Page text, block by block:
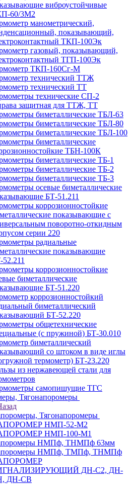
виброустойчивые
60/3М2
манометрический,
показывающий,
ТКП-100Эк
газовый, показывающий,
ТГП-100Эк
ТКП-160Сг-М
технический ТТЖ
технический ТТ
технические СП-2
защитная для ТТЖ, ТТ
биметаллические ТБЛ-63
биметаллические ТБЛ-80
биметаллические ТБЛ-100
биметаллические
ТБН-100К
биметаллические ТБ-1
биметаллические ТБ-2
биметаллические ТБ-3
осевые биметаллические
БТ-51.211
коррозионностойкие
показывающие с
поворотно-откидным
серии 220
радиальные
показывающие
коррозионностойкие
биметаллические
БТ-51.220
коррозионностойкий
биметаллический
БТ-52.220
общетехнические
(с пружиной) БТ-30.010
биметаллический
со штоком в виде иглы
термометр) БТ-23.220
из нержавеющей стали для
самопишущие ТГС
Тягонапоромеры
Тягонапоромеры
НМП-52-М2
НМП-100-М1
НМПф, ТНМПф 63мм
НМПф, ТМПф, ТНМПф
ДН-С2, ДН-
ДН-СВ